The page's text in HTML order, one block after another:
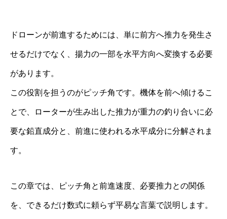
ドローンが前進するためには、単に前方へ推力を発生さ
せるだけでなく、揚力の一部を水平方向へ変換する必要
があります。
この役割を担うのがピッチ角です。機体を前へ傾けるこ
とで、ローターが生み出した推力が重力の釣り合いに必
要な鉛直成分と、前進に使われる水平成分に分解されま
す。
この章では、ピッチ角と前進速度、必要推力との関係
を、できるだけ数式に頼らず平易な言葉で説明します。